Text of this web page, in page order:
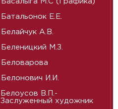
Батальонок Е.Е.
Белайчук А.В.
Беленицкий М.З.
Беловарова
Белонович И.И.
Белоусов В.П.-
Заслуженный художник